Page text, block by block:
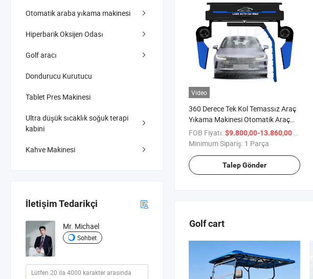
Video
360 Derece Tek Kol Temassız Araç
Yıkama Makinesi Otomatik Araç
Yıkama Makinesi
FOB Fiyatı:$9.800,00-13.860,00 / Parça
Minimum Sipariş: 1 Parça
Talep Gönder
Golf cart
Otomatik araba yıkama makinesi
Hiperbarik Oksijen Odası
Golf aracı
Dondurucu Kurutucu
Tablet Pres Makinesi
Ultra düşük sıcaklık soğuk terapi
kabini
Kahve Makinesi
İletişim Tedarikçi
Mr. Michael
Sohbet